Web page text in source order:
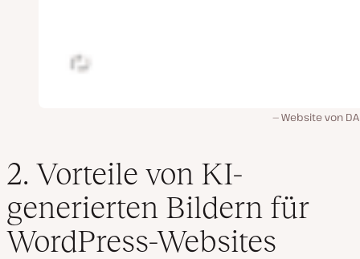
Website von
2. Vorteile von KI-
generierten Bildern für
WordPress-Websites